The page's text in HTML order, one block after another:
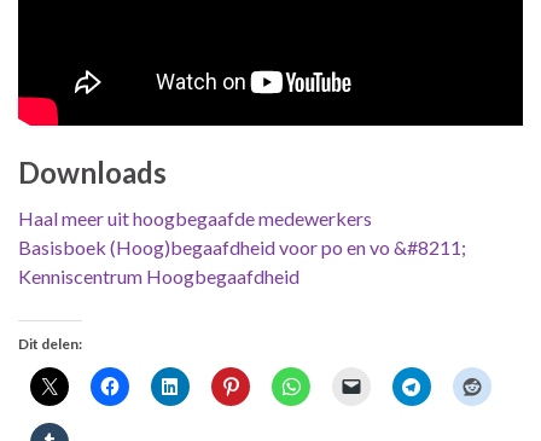
Downloads
Haal meer uit hoogbegaafde medewerkers
Basisboek (Hoog)begaafdheid voor po en vo &#8211;
Kenniscentrum Hoogbegaafdheid
Dit delen: